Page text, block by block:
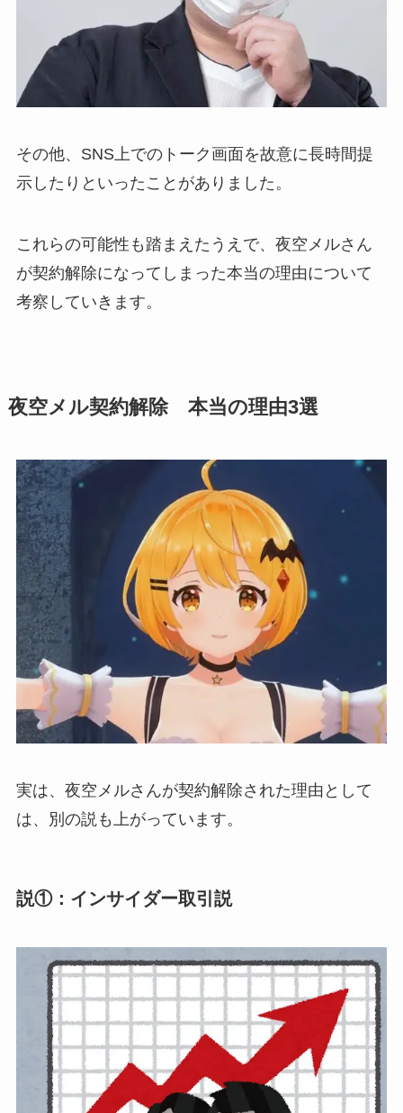
その他、SNS上でのトーク画面を故意に長時間提
示したりといったことがありました。
これらの可能性も踏まえたうえで、夜空メルさん
が契約解除になってしまった本当の理由について
考察していきます。
夜空メル契約解除 本当の理由3選
実は、夜空メルさんが契約解除された理由として
は、別の説も上がっています。
説①：インサイダー取引説